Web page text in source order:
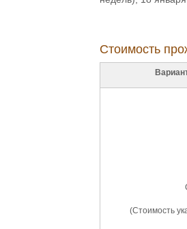
Стоимость
(Стоимость